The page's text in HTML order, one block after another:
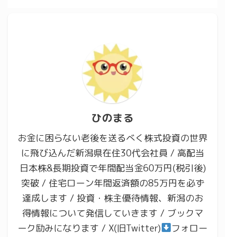
ひのまる
お金に困らない老後を送るべく株式投資の世界
に飛び込んだ新潟県在住30代会社員 / 高配当
日本株&長期投資で年間配当金60万円(税引後)
突破 / 住宅ローン年間返済額の85万円を必ず
達成します / 投資・株主優待情報、新潟のお
得情報について発信していきます / ブックマ
ーク励みになります / X(旧Twitter)
フォロー